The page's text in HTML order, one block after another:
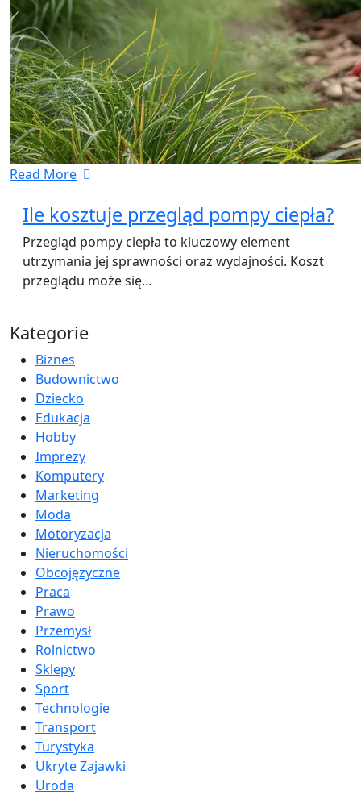
Read More
Ile kosztuje przegląd pompy ciepła?
Przegląd pompy ciepła to kluczowy element
utrzymania jej sprawności oraz wydajności. Koszt
przeglądu może się…
Kategorie
Biznes
Budownictwo
Dziecko
Edukacja
Hobby
Imprezy
Komputery
Marketing
Moda
Motoryzacja
Nieruchomości
Obcojęzyczne
Praca
Prawo
Przemysł
Rolnictwo
Sklepy
Sport
Technologie
Transport
Turystyka
Ukryte Zajawki
Uroda